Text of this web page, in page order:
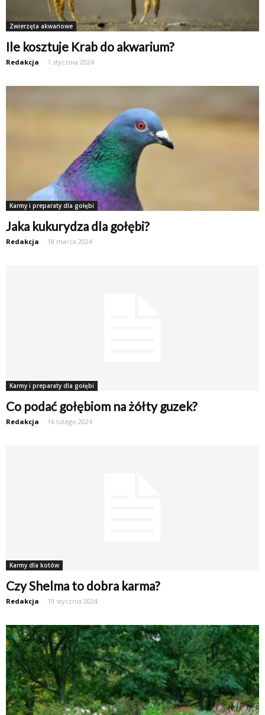
Zwierzęta akwariowe
Ile kosztuje Krab do akwarium?
Redakcja - 1 stycznia 2024
Karmy i preparaty dla gołębi
Jaka kukurydza dla gołębi?
Redakcja - 18 marca 2024
Karmy i preparaty dla gołębi
Co podać gołębiom na żółty guzek?
Redakcja - 16 lutego 2024
Karmy dla kotów
Czy Shelma to dobra karma?
Redakcja - 19 stycznia 2024